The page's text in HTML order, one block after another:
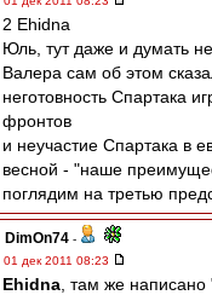
2 Ehidna
Юль, тут даже и думать
Валера сам об этом
неготовность Спартака
фронтов
и неучастие Спартака в
весной - "наше
поглядим на третью
DimOn74 -
01 дек 2011 08:23
Ehidna , там же